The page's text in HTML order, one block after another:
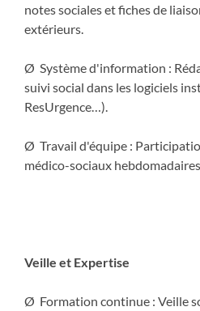
notes sociales et fiches de
extérieurs.
Ø Système d'information :
suivi social dans les logiciels
ResUrgence…).
Ø Travail d'équipe :
médico-sociaux hebdomadaires.
Veille et Expertise
Ø Formation continue : Veille